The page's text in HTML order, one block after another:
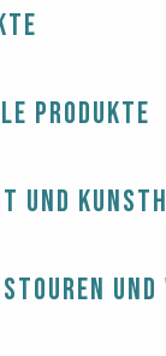
Produkte
und